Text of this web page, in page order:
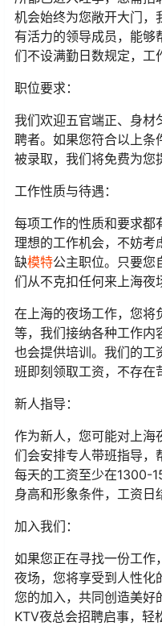
机会始终为您敞开大门，
有活力的领导成员，能够
们不设满勤日数规定，工
职位要求：
我们欢迎五官端正、身材
聘者。如果您符合以上条
被录取，我们将免费为您
工作性质与待遇：
每项工作的性质和要求都
理想的工作机会，不妨考
缺模特公主职位。只要您
们从不克扣任何来上海夜
在上海的夜场工作，您将
等，我们接纳各种工作内
也会提供培训。我们的
班即刻领取工资，不存在
新人指导：
作为新人，您可能对上海
们会安排专人带班指导，
每天的工资至少在1300-
身高和形象条件，工资日
加入我们：
如果您正在寻找一份工作
夜场，您将享受到人性化
您的加入，共同创造美好
KTV夜总会招聘启事，轻